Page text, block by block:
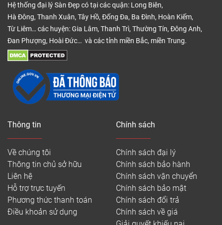
Hệ thống đại lý Sàn Đẹp có tại các quận: Long Biên,
Hà Đông, Thanh Xuân, Tây Hồ, Đống Đa, Ba Đình, Hoàn Kiếm,
Từ Liêm… các huyện: Gia Lâm, Thanh Trì, Thường Tín, Đông Anh,
Đan Phượng, Hoài Đức… và các tỉnh miền Bắc, miền Trung.
Thông tin
Về chúng tôi
Thông tin chủ sở hữu
Liên hệ
Hỗ trợ trực tuyến
Phương thức thanh toán
Điều khoản sử dụng
Chính sách
Chính sách đại lý
Chính sách bảo hành
Chính sách vận chuyển
Chính sách bảo mật
Chính sách đổi trả
Chính sách về giá